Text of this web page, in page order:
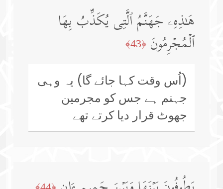
هَـٰذِهِۦ جَهَنَّمُ ٱلَّتِی یُكَذِّبُ بِهَا
ٱلۡمُجۡرِمُونَ ﴿43﴾
(اُس وقت کہا جائے گا) یہ وہی
جہنم ہے جس کو مجرمین
جھوٹ قرار دیا کرتے تھے